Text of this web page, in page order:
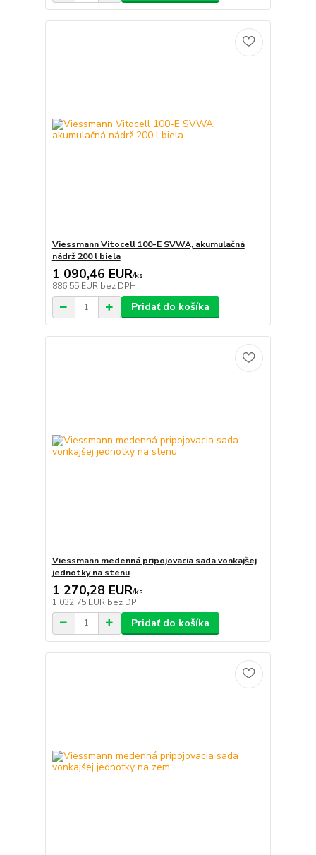
Viessmann Vitocell 100-E SVWA, akumulačná
nádrž 200 l biela
1 090,46 EUR/ks
886,55 EUR bez DPH
Pridať do košíka
Viessmann medenná pripojovacia sada vonkajšej
jednotky na stenu
1 270,28 EUR/ks
1 032,75 EUR bez DPH
Pridať do košíka